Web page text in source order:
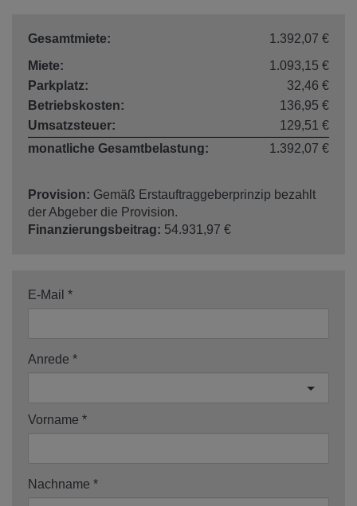
Gesamtmiete:
1.392,07 €
Miete:
1.093,15 €
Parkplatz:
32,46 €
Betriebskosten:
136,95 €
Umsatzsteuer:
129,51 €
monatliche Gesamtbelastung:
1.392,07 €
Provision: Gemäß Erstauftraggeberprinzip bezahlt
der Abgeber die Provision.
Finanzierungsbeitrag: 54.931,97 €
E-Mail
Anrede
Vorname
Nachname